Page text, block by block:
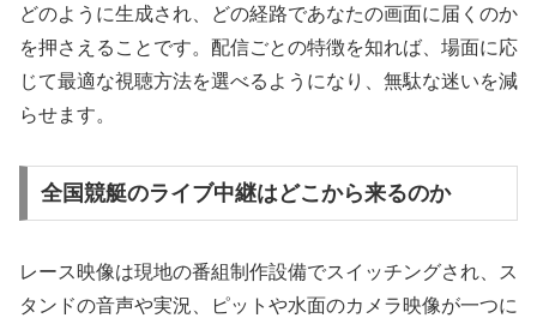
どのように生成され、どの経路であなたの画面に届くのか
を押さえることです。配信ごとの特徴を知れば、場面に応
じて最適な視聴方法を選べるようになり、無駄な迷いを減
らせます。
全国競艇のライブ中継はどこから来るのか
レース映像は現地の番組制作設備でスイッチングされ、ス
タンドの音声や実況、ピットや水面のカメラ映像が一つに